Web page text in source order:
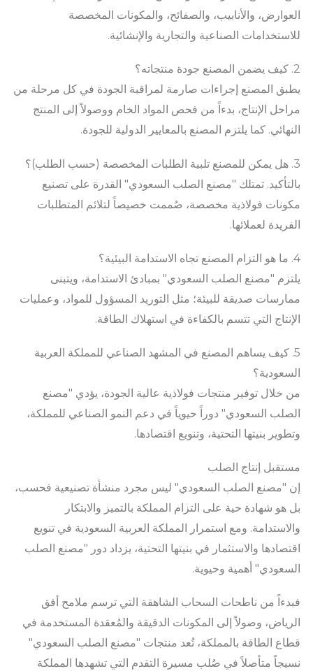
العوارض، والأنابيب، والصفائح، والمكونات المخصصة
للاستخدامات الصناعية والتجارية والإنشائية.
2. كيف يضمن المصنع جودة منتجاته؟
يطبق المصنع إجراءات صارمة لمراقبة الجودة في كل مرحلة من
مراحل الإنتاج، بدءاً من فحص المواد الخام ووصولاً إلى المنتج
النهائي. كما يلتزم المصنع بالمعايير الدولية للجودة.
3. هل يمكن للمصنع تلبية الطلبات المخصصة (حسب الطلب)؟
بالتأكيد. تمتلك "مصنع الصلب السعودي" القدرة على تصنيع
مكونات فولاذية مخصصة، صُممت خصيصاً لتلائم المتطلبات
الفريدة لعملائها.
4. ما هو التزام المصنع تجاه الاستدامة البيئية؟
يلتزم "مصنع الصلب السعودي" بمبادئ الاستدامة، ويتبنى
ممارسات صديقة للبيئة؛ مثل التوريد المسؤول للمواد، وعمليات
الإنتاج التي تتسم بالكفاءة في استهلاك الطاقة.
5. كيف يساهم المصنع في المشهد الصناعي للمملكة العربية
السعودية؟
من خلال توفير منتجات فولاذية عالية الجودة، يؤدي "مصنع
الصلب السعودي" دوراً حيوياً في دعم النمو الصناعي للمملكة،
وتطوير بنيتها التحتية، وتنويع اقتصادها.
مستقبل إنتاج الصلب
إن "مصنع الصلب السعودي" ليس مجرد منشأة تصنيعية فحسب،
بل هو شهادة حية على التزام المملكة بالتميز والابتكار
والاستدامة. ومع استمرار المملكة العربية السعودية في تنويع
اقتصادها والاستثمار في بنيتها التحتية، يزداد دور "مصنع الصلب
السعودي" أهمية وحيوية.
فبدءاً من ناطحات السحاب الشاهقة التي ترسم ملامح أفق
الرياض، وصولاً إلى المكونات الدقيقة والمُعقدة المستخدمة في
قطاع الطاقة بالمملكة، تُعد منتجات "مصنع الصلب السعودي"
نسيجاً متأصلاً في صُلب مسيرة التقدم التي تشهدها المملكة